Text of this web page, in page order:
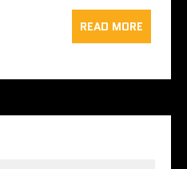
READ MORE